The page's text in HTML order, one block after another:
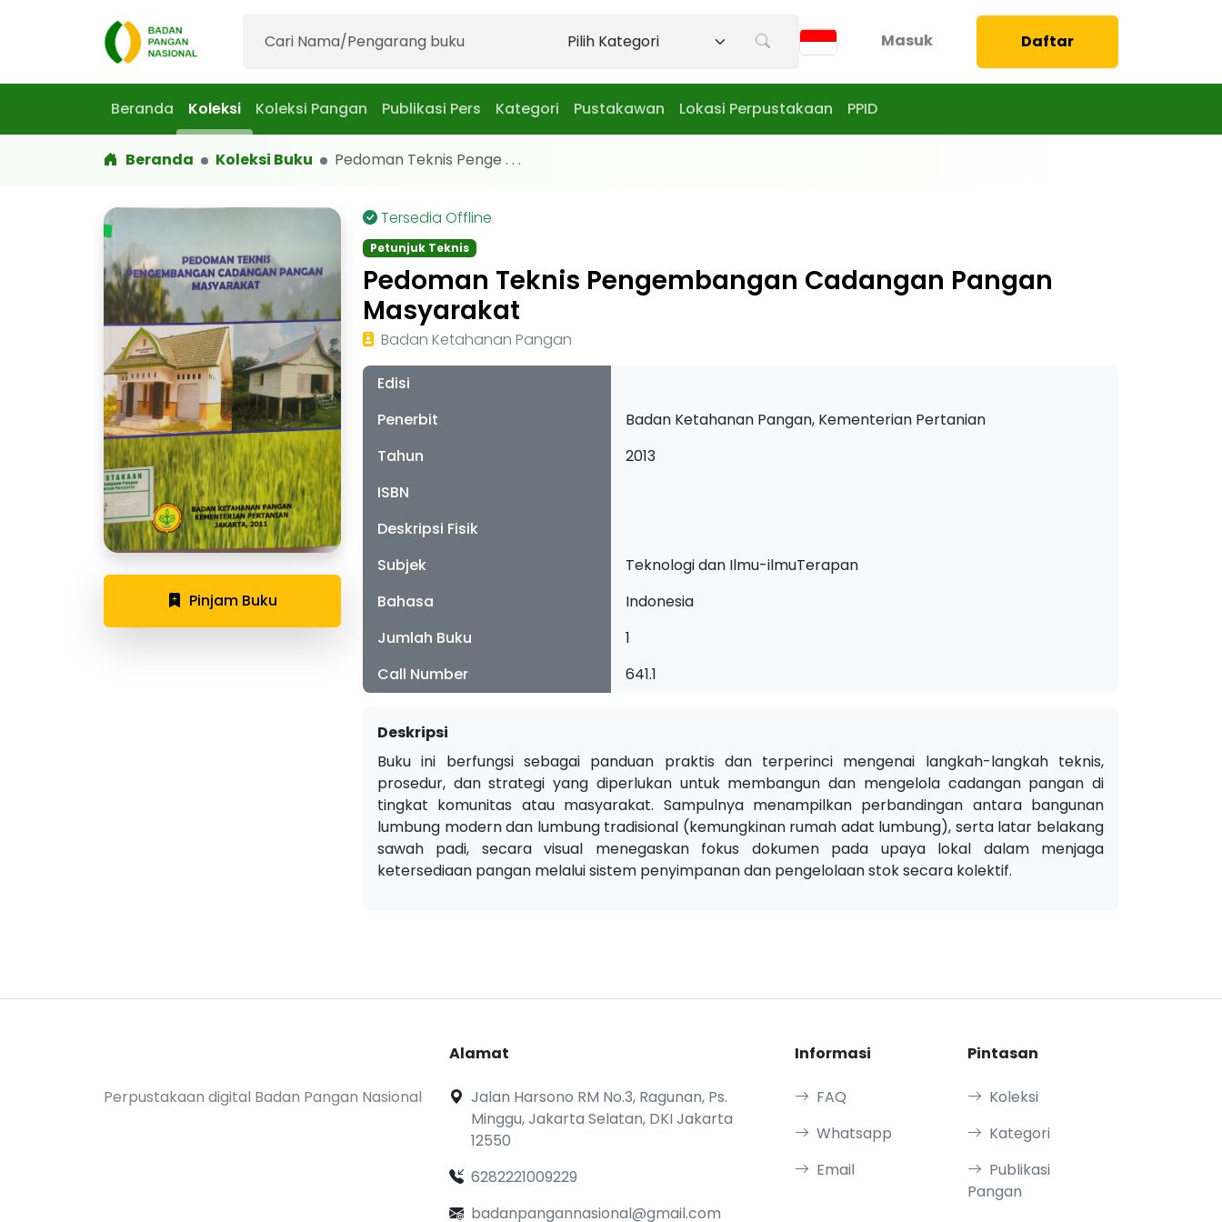
Masuk Daftar
Beranda Koleksi Koleksi Pangan Publikasi Pers Kategori Pustakawan Lokasi Perpustakaan PPID
Beranda Koleksi Buku Pedoman Teknis Penge . . .
Pinjam Buku
Tersedia Offline
Petunjuk Teknis
Pedoman Teknis Pengembangan Cadangan Pangan
Masyarakat
Badan Ketahanan Pangan
Edisi
Penerbit
Badan Ketahanan Pangan, Kementerian Pertanian
Tahun
2013
ISBN
Deskripsi Fisik
Subjek
Teknologi dan Ilmu-ilmuTerapan
Bahasa
Indonesia
Jumlah Buku
1
Call Number
641.1
Deskripsi
Buku ini berfungsi sebagai panduan praktis dan terperinci mengenai langkah-langkah teknis,
prosedur, dan strategi yang diperlukan untuk membangun dan mengelola cadangan pangan di
tingkat komunitas atau masyarakat. Sampulnya menampilkan perbandingan antara bangunan
lumbung modern dan lumbung tradisional (kemungkinan rumah adat lumbung), serta latar belakang
sawah padi, secara visual menegaskan fokus dokumen pada upaya lokal dalam menjaga
ketersediaan pangan melalui sistem penyimpanan dan pengelolaan stok secara kolektif.
Perpustakaan digital Badan Pangan Nasional
Alamat
Jalan Harsono RM No.3, Ragunan, Ps.
Minggu, Jakarta Selatan, DKI Jakarta
12550
6282221009229
badanpangannasional@gmail.com
Informasi
FAQ
Whatsapp
Email
Pintasan
Koleksi
Kategori
Publikasi
Pangan